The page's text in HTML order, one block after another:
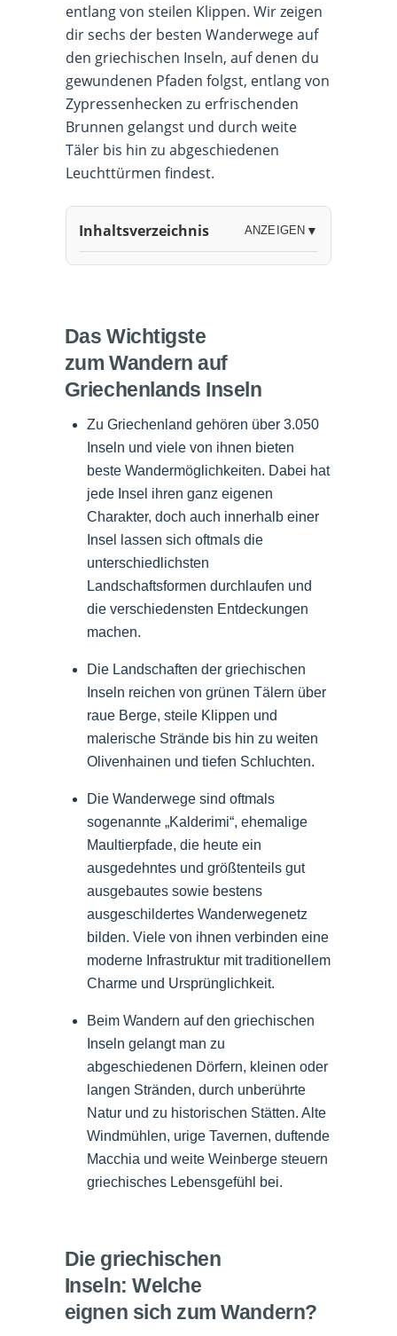
entlang von steilen Klippen. Wir zeigen
dir sechs der besten Wanderwege auf
den griechischen Inseln, auf denen du
gewundenen Pfaden folgst, entlang von
Zypressenhecken zu erfrischenden
Brunnen gelangst und durch weite
Täler bis hin zu abgeschiedenen
Leuchttürmen findest.
Inhaltsverzeichnis ANZEIGEN ▼
Das Wichtigste
zum Wandern auf
Griechenlands Inseln
Zu Griechenland gehören über 3.050
Inseln und viele von ihnen bieten
beste Wandermöglichkeiten. Dabei hat
jede Insel ihren ganz eigenen
Charakter, doch auch innerhalb einer
Insel lassen sich oftmals die
unterschiedlichsten
Landschaftsformen durchlaufen und
die verschiedensten Entdeckungen
machen.
Die Landschaften der griechischen
Inseln reichen von grünen Tälern über
raue Berge, steile Klippen und
malerische Strände bis hin zu weiten
Olivenhainen und tiefen Schluchten.
Die Wanderwege sind oftmals
sogenannte „Kalderimi“, ehemalige
Maultierpfade, die heute ein
ausgedehntes und größtenteils gut
ausgebautes sowie bestens
ausgeschildertes Wanderwegenetz
bilden. Viele von ihnen verbinden eine
moderne Infrastruktur mit traditionellem
Charme und Ursprünglichkeit.
Beim Wandern auf den griechischen
Inseln gelangt man zu
abgeschiedenen Dörfern, kleinen oder
langen Stränden, durch unberührte
Natur und zu historischen Stätten. Alte
Windmühlen, urige Tavernen, duftende
Macchia und weite Weinberge steuern
griechisches Lebensgefühl bei.
Die griechischen
Inseln: Welche
eignen sich zum Wandern?